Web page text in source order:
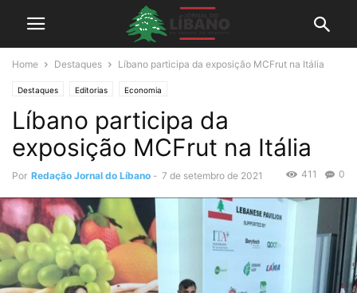
Home Destaques Líbano participa da exposição MCFrut na Itália
Destaques Editorias Economia
Líbano participa da
exposição MCFrut na Itália
Por Redação Jornal do Líbano - 7 de setembro de 2021 0
411